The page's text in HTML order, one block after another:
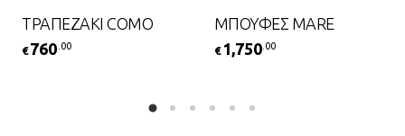
ΤΡΑΠΕΖΑΚΙ COMO
€ 760 .00
ΜΠΟΥΦΕΣ MARE
€ 1,750 .00